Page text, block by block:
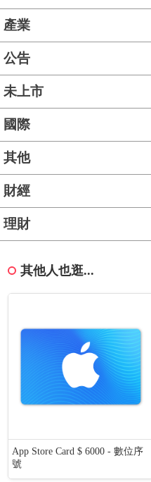
產業
公告
未上市
國際
其他
財經
理財
其他人也逛...
App Store Card $ 6000 - 數位序
號